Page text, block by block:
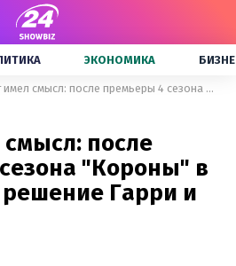
ЭКОНОМИКА
Мегзит имел смысл: после премьеры 4 сезона "Короны" в сети поняли решение Гарри и Меган
после
"Короны" в
Гарри и